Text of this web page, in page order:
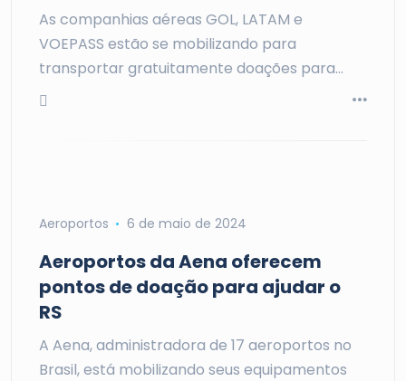
As companhias aéreas GOL, LATAM e
VOEPASS estão se mobilizando para
transportar gratuitamente doações para…
Aeroportos 6 de maio de 2024
Aeroportos da Aena oferecem
pontos de doação para ajudar o
RS
A Aena, administradora de 17 aeroportos no
Brasil, está mobilizando seus equipamentos